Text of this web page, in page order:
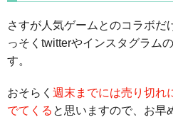
さすが人気ゲームとのコラボだ
っそくtwitterやインスタグラム
す。
おそらく 週末までには売り切れ
でてくる と思いますので、お早